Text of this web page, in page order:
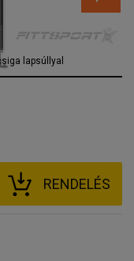
lapsúllyal
RENDELÉS